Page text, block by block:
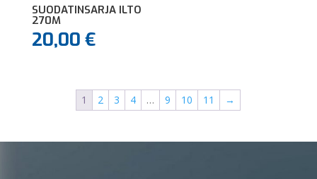
SUODATINSARJA ILTO
270M
20,00 €
1 2 3 4 … 9 10 11 →